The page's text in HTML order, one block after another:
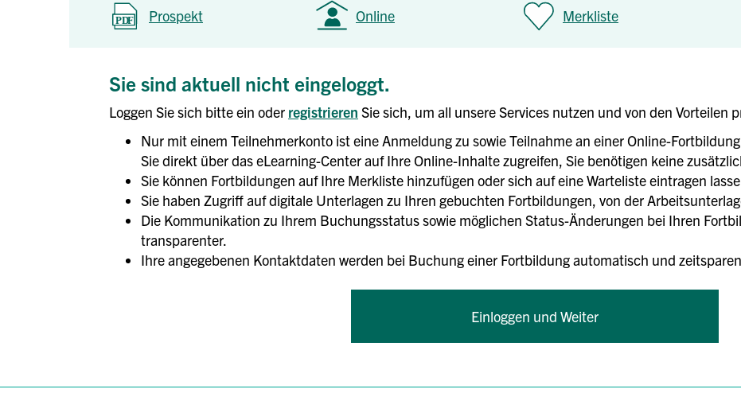
Prospekt Online Merkliste
Sie sind aktuell nicht eingeloggt.
Loggen Sie sich bitte ein oder registrieren Sie sich, um all unsere Services nutzen und von den Vorteilen
Nur mit einem Teilnehmerkonto ist eine Anmeldung zu sowie Teilnahme an einer Online-
Sie direkt über das eLearning-Center auf Ihre Online-Inhalte zugreifen, Sie benötigen keine
Sie können Fortbildungen auf Ihre Merkliste hinzufügen oder sich auf eine Warteliste eintragen
Sie haben Zugriff auf digitale Unterlagen zu Ihren gebuchten Fortbildungen, von der
Die Kommunikation zu Ihrem Buchungsstatus sowie möglichen Status-Änderungen bei Ihren
transparenter.
Ihre angegebenen Kontaktdaten werden bei Buchung einer Fortbildung automatisch und
Einloggen und Weiter